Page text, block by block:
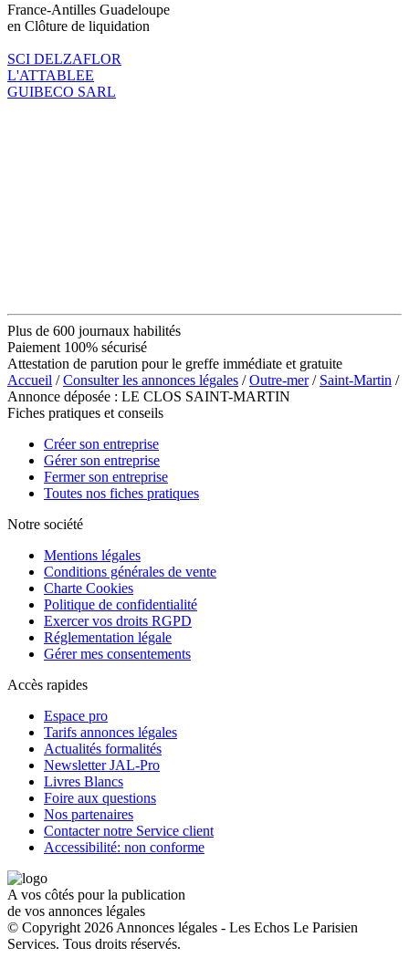
France-Antilles Guadeloupe
en Clôture de liquidation
SCI DELZAFLOR
L'ATTABLEE
GUIBECO SARL
Plus de 600 journaux habilités
Paiement 100% sécurisé
Attestation de parution pour le greffe immédiate et gratuite
Accueil /Consulter les annonces légales /Outre-mer/ Saint-Martin /
Annonce déposée : LE CLOS SAINT-MARTIN
Fiches pratiques et conseils
Créer son entreprise
Gérer son entreprise
Fermer son entreprise
Toutes nos fiches pratiques
Notre société
Mentions légales
Conditions générales de vente
Charte Cookies
Politique de confidentialité
Exercer vos droits RGPD
Réglementation légale
Gérer mes consentements
Accès rapides
Espace pro
Tarifs annonces légales
Actualités formalités
Newsletter JAL-Pro
Livres Blancs
Foire aux questions
Nos partenaires
Contacter notre Service client
Accessibilité: non conforme
A vos côtés pour la publication
de vos annonces légales
© Copyright 2026 Annonces légales - Les Echos Le Parisien
Services. Tous droits réservés.